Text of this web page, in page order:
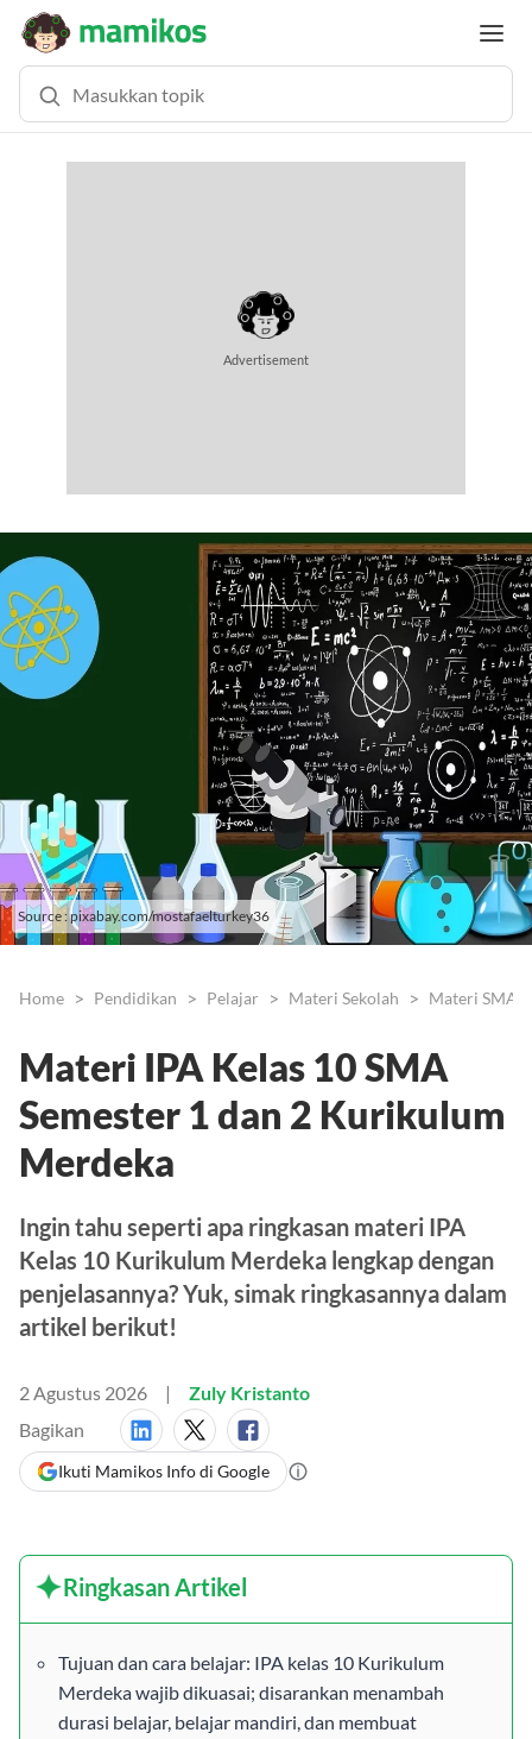
Advertisement
Source : pixabay.com/mostafaelturkey36
Home Pendidikan Pelajar Materi Sekolah Materi SMA/
Materi IPA Kelas 10 SMA
Semester 1 dan 2 Kurikulum
Merdeka
Ingin tahu seperti apa ringkasan materi IPA
Kelas 10 Kurikulum Merdeka lengkap dengan
penjelasannya? Yuk, simak ringkasannya dalam
artikel berikut!
2 Agustus 2026
Zuly Kristanto
Bagikan
Ikuti Mamikos Info di Google
Ringkasan Artikel
Tujuan dan cara belajar: IPA kelas 10 Kurikulum
Merdeka wajib dikuasai; disarankan menambah
durasi belajar, belajar mandiri, dan membuat